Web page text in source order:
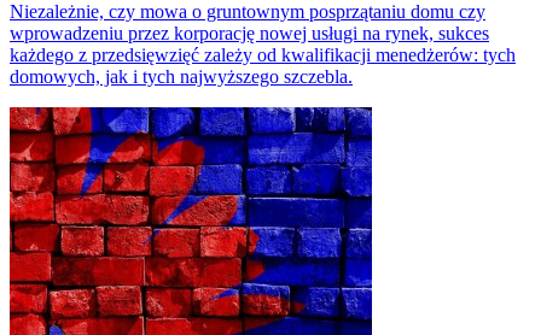
Niezależnie, czy mowa o gruntownym posprzątaniu domu czy
wprowadzeniu przez korporację nowej usługi na rynek, sukces
każdego z przedsięwzięć zależy od kwalifikacji menedżerów: tych
domowych, jak i tych najwyższego szczebla.